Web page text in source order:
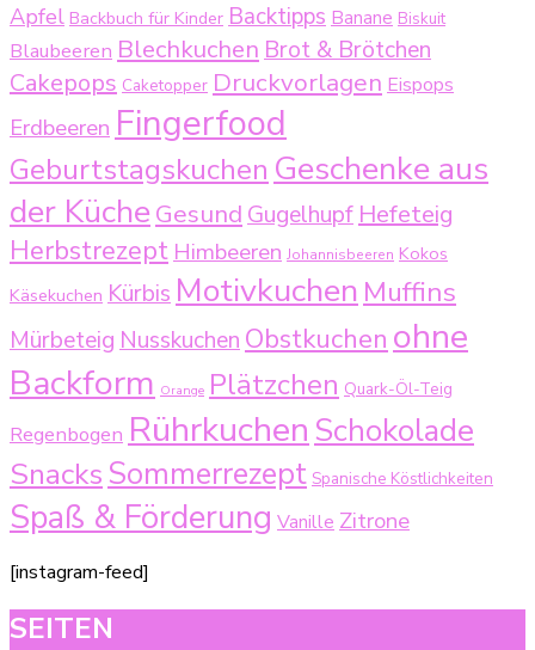
Apfel Backbuch für Kinder Backtipps Banane Biskuit
Blaubeeren Blechkuchen Brot & Brötchen
Cakepops Caketopper Druckvorlagen Eispops
Erdbeeren Fingerfood
Geburtstagskuchen Geschenke aus
der KücheGesund Gugelhupf Hefeteig
HerbstrezeptHimbeeren Johannisbeeren Kokos
Käsekuchen Kürbis Motivkuchen Muffins
Mürbeteig Nusskuchen Obstkuchen ohne
Backform Orange Plätzchen Quark-Öl-Teig
Regenbogen Rührkuchen Schokolade
SnacksSommerrezept Spanische Köstlichkeiten
Spaß & Förderung Vanille Zitrone
[instagram-feed]
SEITEN